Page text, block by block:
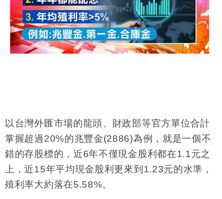
以台灣外匯市場的龍頭、財政部等官方單位合計
掌握超過20%的兆豐金(2886)為例，就是一個不
錯的存股標的，近6年不僅現金股利都在1.1元之
上，近15年平均現金股利更來到1.23元的水準，
殖利率大約落在5.58%。